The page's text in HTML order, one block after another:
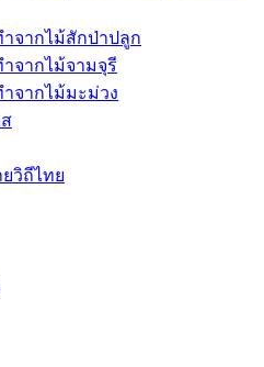
จากไม้สักป่าปลูก
จากไม้จามจุรี
จากไม้มะม่วง
วิถีไทย